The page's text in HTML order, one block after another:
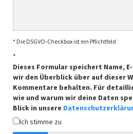
* Die DSGVO-Checkbox ist ein Pflichtfeld
*
Dieses Formular speichert Name,
wir den Überblick über auf dieser
Kommentare behalten. Für
wie und warum wir deine Daten
Blick in unsere
Ich stimme zu